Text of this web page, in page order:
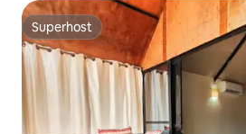
Superhost
Superhost